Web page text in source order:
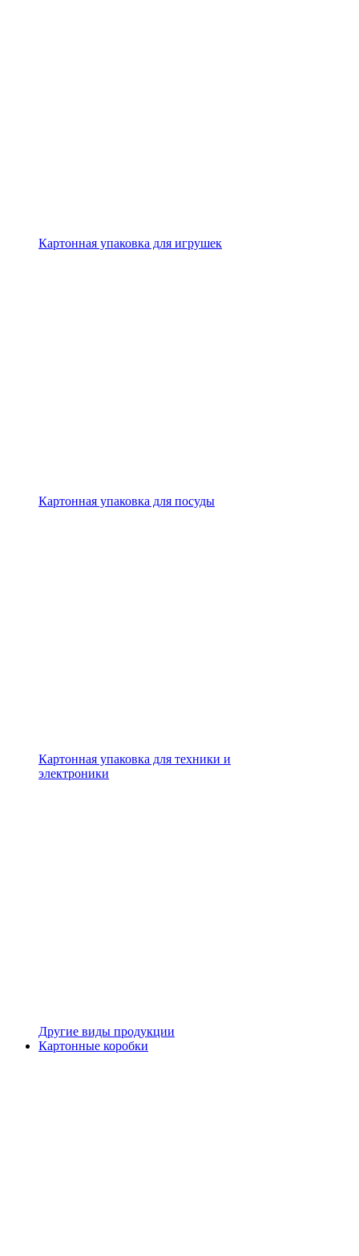
Картонная упаковка для игрушек
Картонная упаковка для посуды
Картонная упаковка для техники и
электроники
Другие виды продукции
Картонные коробки